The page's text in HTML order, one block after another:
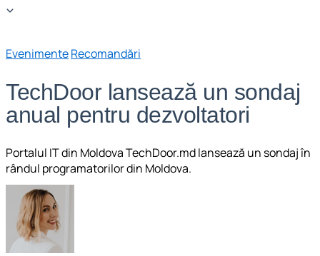
EvenimenteRecomandări
TechDoor lansează un sondaj
anual pentru dezvoltatori
Portalul IT din Moldova TechDoor.md lansează un sondaj în
rândul programatorilor din Moldova.